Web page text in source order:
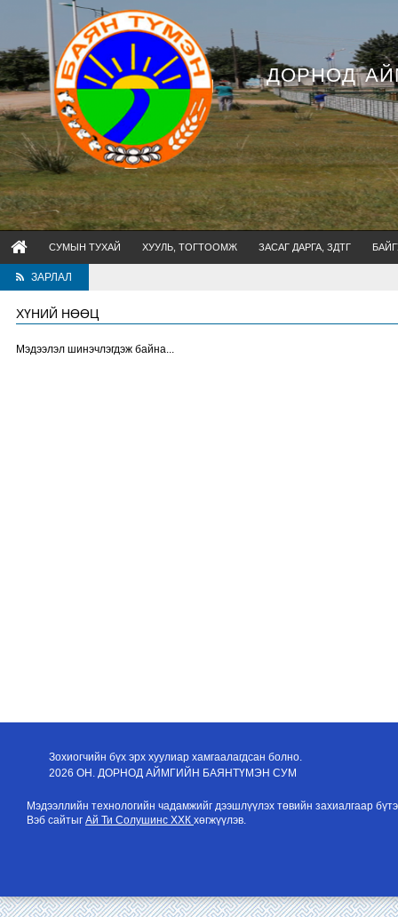
ДОРНОД
СУМЫН ТУХАЙ ХУУЛЬ, ТОГТООМЖ ЗАСАГ ДАРГА, ЗДТГ
ЗАРЛАЛ
ХҮНИЙ НӨӨЦ
Мэдээлэл шинэчлэгдэж байна...
Зохиогчийн бүх эрх хуулиар хамгаалагдсан болно.
2026 ОН. ДОРНОД АЙМГИЙН БАЯНТҮМЭН СУМ
Мэдээллийн технологийн чадамжийг дээшлүүлэх төвийн захиалгаар
Вэб сайтыг Ай Ти Солушинс ХХК хөгжүүлэв.